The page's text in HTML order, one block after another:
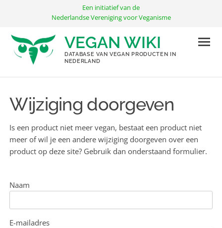
inhoud
Een initiatief van de
Nederlandse Vereniging voor Veganisme
VEGAN WIKI
DATABASE VAN VEGAN PRODUCTEN IN
NEDERLAND
Wijziging doorgeven
Is een product niet meer vegan, bestaat een product niet
meer of wil je een andere wijziging doorgeven over een
product op deze site? Gebruik dan onderstaand formulier.
Naam
E-mailadres